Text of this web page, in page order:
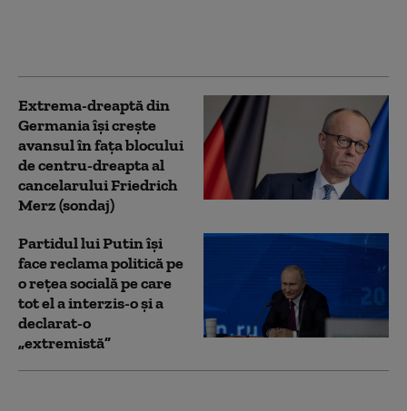
Extrema-dreaptă din
Germania îşi creşte
avansul în faţa blocului
de centru-dreapta al
cancelarului Friedrich
Merz (sondaj)
Partidul lui Putin își
face reclama politică pe
o rețea socială pe care
tot el a interzis-o și a
declarat-o
„extremistă”